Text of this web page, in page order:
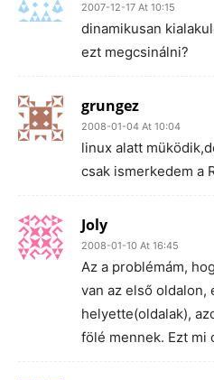
2007-12-17 At 10:15
dinamikusan
ezt megcsinálni?
grungez
2008-01-04 At 10:04
linux alatt
csak ismerkedem a
Joly
2008-01-10 At 16:45
Az a problémám,
van az első oldalon,
helyette(oldalak),
fölé mennek. Ezt mi